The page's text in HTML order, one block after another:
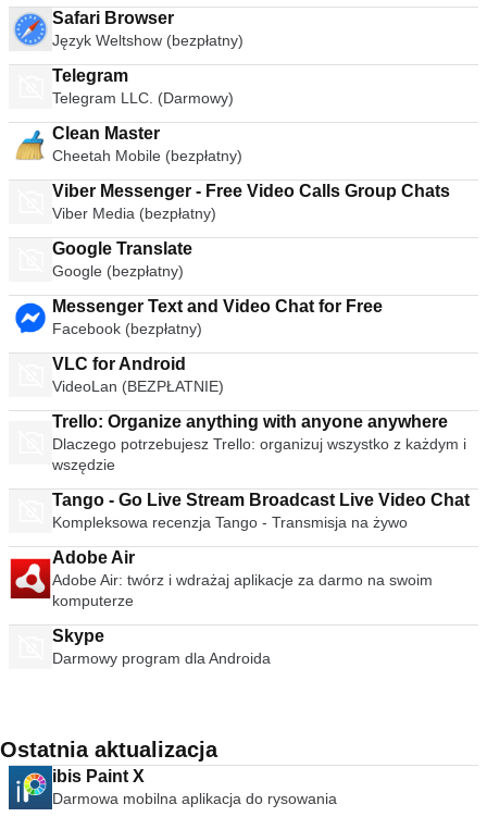
Safari Browser
Język Weltshow (bezpłatny)
Telegram
Telegram LLC. (Darmowy)
Clean Master
Cheetah Mobile (bezpłatny)
Viber Messenger - Free Video Calls Group Chats
Viber Media (bezpłatny)
Google Translate
Google (bezpłatny)
Messenger Text and Video Chat for Free
Facebook (bezpłatny)
VLC for Android
VideoLan (BEZPŁATNIE)
Trello: Organize anything with anyone anywhere
Dlaczego potrzebujesz Trello: organizuj wszystko z każdym i
wszędzie
Tango - Go Live Stream Broadcast Live Video Chat
Kompleksowa recenzja Tango - Transmisja na żywo
Adobe Air
Adobe Air: twórz i wdrażaj aplikacje za darmo na swoim
komputerze
Skype
Darmowy program dla Androida
Ostatnia aktualizacja
ibis Paint X
Darmowa mobilna aplikacja do rysowania